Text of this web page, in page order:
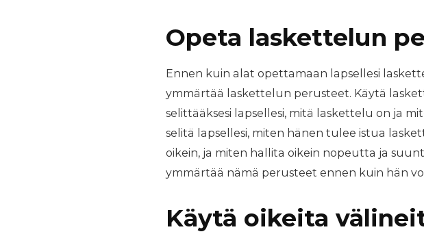
Opeta laskettelun
Ennen kuin alat opettamaan lapsellesi
ymmärtää laskettelun perusteet. Käytä
selittääksesi lapsellesi, mitä laskettelu on ja
selitä lapsellesi, miten hänen tulee istua
oikein, ja miten hallita oikein nopeutta ja
ymmärtää nämä perusteet ennen kuin hän
Käytä oikeita